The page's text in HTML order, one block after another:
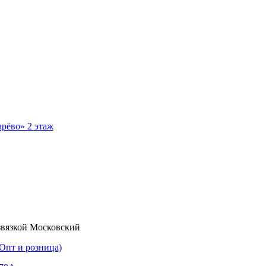
2 этаж
Московский
и розница)